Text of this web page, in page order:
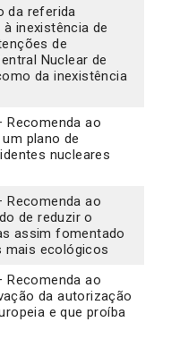
da referida
inexistência de
de
Nuclear de
da inexistência
Recomenda ao
plano de
nucleares
Recomenda ao
de reduzir o
assim fomentado
mais ecológicos
Recomenda ao
da autorização
e que proíba